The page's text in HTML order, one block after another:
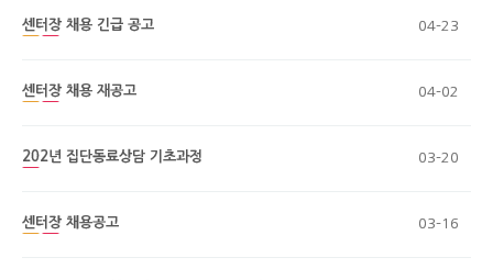
센터장 채용 긴급 공고 04-23
센터장 채용 재공고 04-02
202년 집단동료상담 기초과정 03-20
센터장 채용공고 03-16